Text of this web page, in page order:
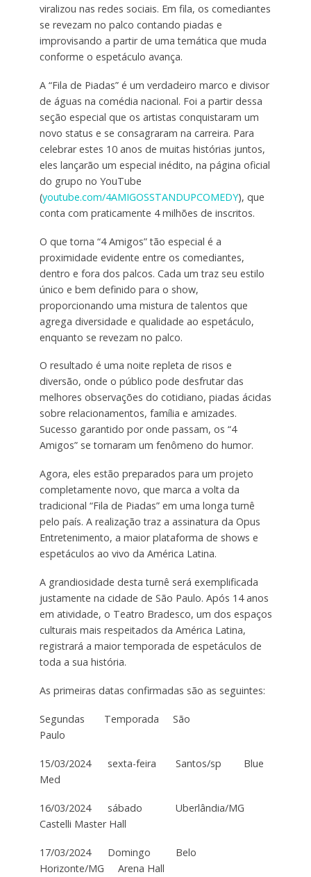
viralizou nas redes sociais. Em fila, os comediantes
se revezam no palco contando piadas e
improvisando a partir de uma temática que muda
conforme o espetáculo avança.
A “Fila de Piadas” é um verdadeiro marco e divisor
de águas na comédia nacional. Foi a partir dessa
seção especial que os artistas conquistaram um
novo status e se consagraram na carreira. Para
celebrar estes 10 anos de muitas histórias juntos,
eles lançarão um especial inédito, na página oficial
do grupo no YouTube
(youtube.com/4AMIGOSSTANDUPCOMEDY), que
conta com praticamente 4 milhões de inscritos.
O que torna “4 Amigos” tão especial é a
proximidade evidente entre os comediantes,
dentro e fora dos palcos. Cada um traz seu estilo
único e bem definido para o show,
proporcionando uma mistura de talentos que
agrega diversidade e qualidade ao espetáculo,
enquanto se revezam no palco.
O resultado é uma noite repleta de risos e
diversão, onde o público pode desfrutar das
melhores observações do cotidiano, piadas ácidas
sobre relacionamentos, família e amizades.
Sucesso garantido por onde passam, os “4
Amigos” se tornaram um fenômeno do humor.
Agora, eles estão preparados para um projeto
completamente novo, que marca a volta da
tradicional “Fila de Piadas” em uma longa turnê
pelo país. A realização traz a assinatura da Opus
Entretenimento, a maior plataforma de shows e
espetáculos ao vivo da América Latina.
A grandiosidade desta turnê será exemplificada
justamente na cidade de São Paulo. Após 14 anos
em atividade, o Teatro Bradesco, um dos espaços
culturais mais respeitados da América Latina,
registrará a maior temporada de espetáculos de
toda a sua história.
As primeiras datas confirmadas são as seguintes:
Segundas Temporada São
Paulo
15/03/2024 sexta-feira Santos/sp Blue
Med
16/03/2024 sábado Uberlândia/MG
Castelli Master Hall
17/03/2024 Domingo Belo
Horizonte/MG Arena Hall